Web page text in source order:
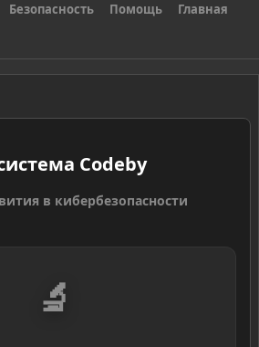
Безопасность Помощь Главная
Codeby
в кибербезопасности
🔬